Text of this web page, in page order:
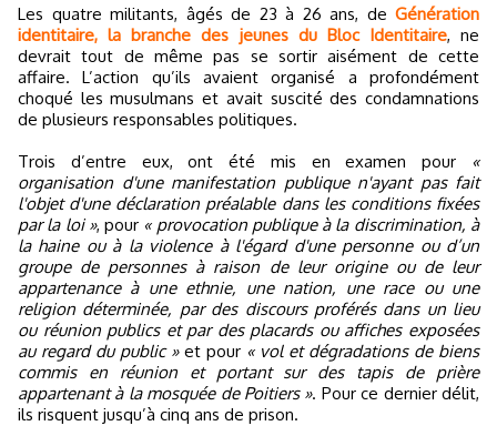
Les quatre militants, âgés de 23 à 26 ans, de Génération
identitaire, la branche des jeunes du Bloc Identitaire, ne
devrait tout de même pas se sortir aisément de cette
affaire. L’action qu’ils avaient organisé a profondément
choqué les musulmans et avait suscité des condamnations
de plusieurs responsables politiques.
Trois d’entre eux, ont été mis en examen pour
«
organisation d'une manifestation publique n'ayant pas fait
l'objet d'une déclaration préalable dans les conditions fixées
par la loi », pour « provocation publique à la discrimination, à
la haine ou à la violence à l'égard d'une personne ou d’un
groupe de personnes à raison de leur origine ou de leur
appartenance à une ethnie, une nation, une race ou une
religion déterminée, par des discours proférés dans un lieu
ou réunion publics et par des placards ou affiches exposées
au regard du public » et pour « vol et dégradations de biens
commis en réunion et portant sur des tapis de prière
appartenant à la mosquée de Poitiers ». Pour ce dernier délit,
ils risquent jusqu’à cinq ans de prison.